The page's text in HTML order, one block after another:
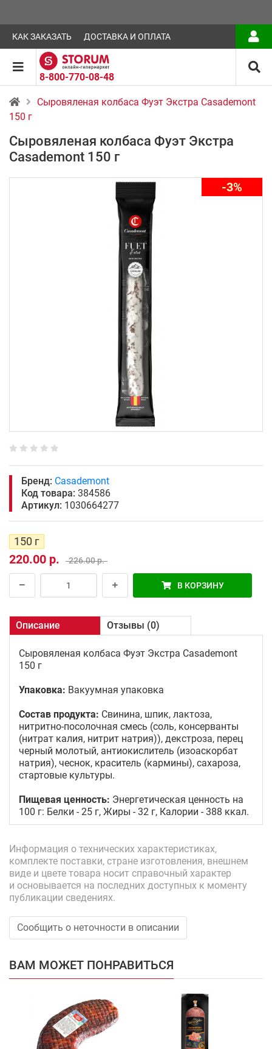
КАК ЗАКАЗАТЬ ДОСТАВКА И ОПЛАТА
8-800-770-08-48
Сыровяленая колбаса Фуэт Экстра Casademont
150 г
Сыровяленая колбаса Фуэт Экстра
Casademont 150 г
-3%
Бренд: Casademont
Код товара: 384586
Артикул: 1030664277
150 г
220.00 р. 226.00 р.
В КОРЗИНУ
Описание Отзывы (0)
Сыровяленая колбаса Фуэт Экстра Casademont
150 г
Упаковка: Вакуумная упаковка
Состав продукта: Свинина, шпик, лактоза,
нитритно-посолочная смесь (соль, консерванты
(нитрат калия, нитрит натрия)), декстроза, перец
черный молотый, антиокислитель (изоаскорбат
натрия), чеснок, краситель (кармины), сахароза,
стартовые культуры.
Пищевая ценность: Энергетическая ценность на
100 г: Белки - 25 г, Жиры - 32 г, Калории - 388 ккал.
Информация о технических характеристиках,
комплекте поставки, стране изготовления, внешнем
виде и цвете товара носит справочный характер
и основывается на последних доступных к моменту
публикации сведениях.
Сообщить о неточности в описании
ВАМ МОЖЕТ ПОНРАВИТЬСЯ